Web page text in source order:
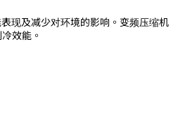
现及减少对环境的影响。变频压缩机
效能。